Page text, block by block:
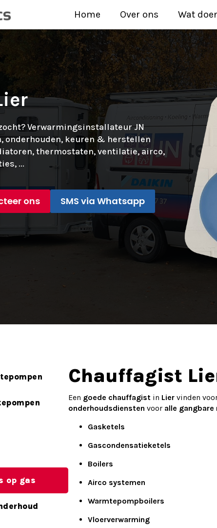
Home Over ons Wat
Verwarmingsinstallateur JN
onderhouden, keuren & herstellen
thermostaten, ventilatie, airco,
...
ons SMS via Whatsapp
op gas
Chauffagist
Een goede chauffagist in Lier vinden
onderhoudsdiensten voor alle gangbare
Gasketels
Gascondensatieketels
Boilers
Airco systemen
Warmtepompboilers
Vloerverwarming